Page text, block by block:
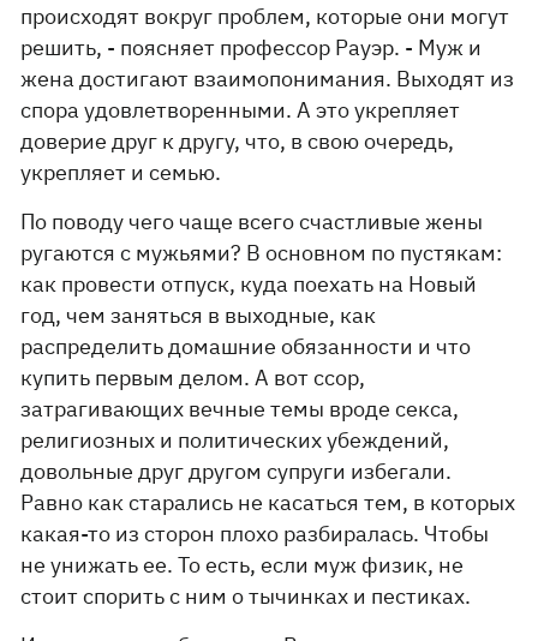
происходят вокруг проблем, которые они могут
решить, - поясняет профессор Рауэр. - Муж и
жена достигают взаимопонимания. Выходят из
спора удовлетворенными. А это укрепляет
доверие друг к другу, что, в свою очередь,
укрепляет и семью.
По поводу чего чаще всего счастливые жены
ругаются с мужьями? В основном по пустякам:
как провести отпуск, куда поехать на Новый
год, чем заняться в выходные, как
распределить домашние обязанности и что
купить первым делом. А вот ссор,
затрагивающих вечные темы вроде секса,
религиозных и политических убеждений,
довольные друг другом супруги избегали.
Равно как старались не касаться тем, в которых
какая-то из сторон плохо разбиралась. Чтобы
не унижать ее. То есть, если муж физик, не
стоит спорить с ним о тычинках и пестиках.